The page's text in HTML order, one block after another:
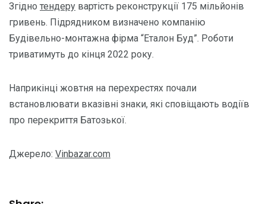
Згідно тендеру вартість реконструкції 175 мільйонів
гривень. Підрядником визначено компанію
Будівельно-монтажна фірма “Еталон Буд”. Роботи
триватимуть до кінця 2022 року.
Наприкінці жовтня на перехрестях почали
встановлювати вказівні знаки, які сповіщають водіїв
про перекриття Батозької.
Джерело: Vinbazar.com